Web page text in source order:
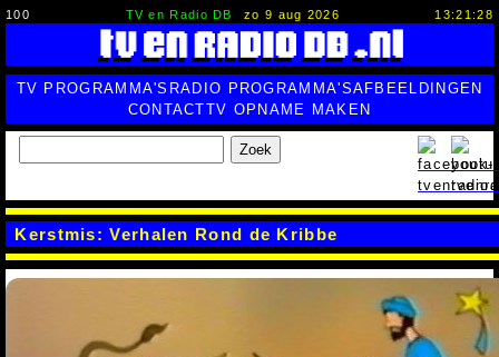
100 TV en Radio DB zo 9 aug 2026 13:21:29
TV PROGRAMMA'S RADIO PROGRAMMA'SAFBEELDINGEN
CONTACTTV OPNAME MAKEN
Zoek
Kerstmis: Verhalen Rond de Kribbe